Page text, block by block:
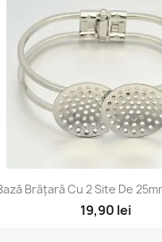
Brățară Cu 2 Site De
19,90 lei